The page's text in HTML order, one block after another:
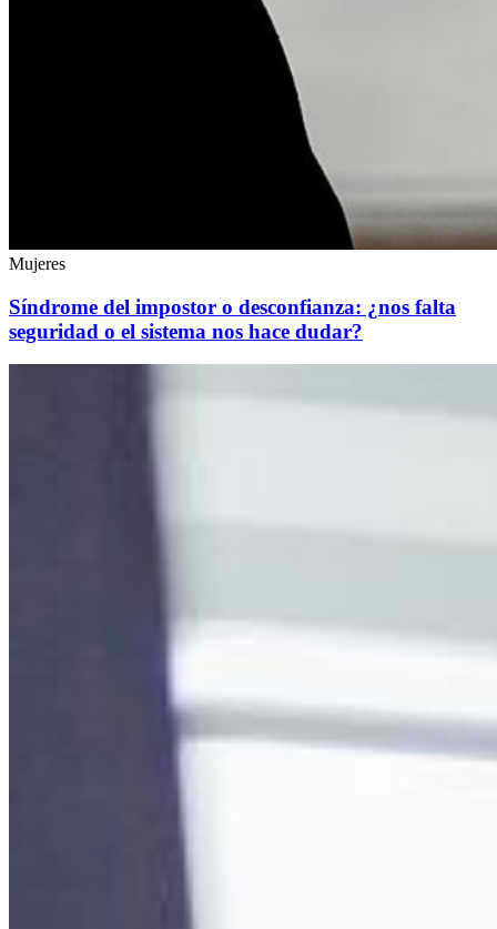
Mujeres
Síndrome del impostor o desconfianza: ¿nos falta
seguridad o el sistema nos hace dudar?